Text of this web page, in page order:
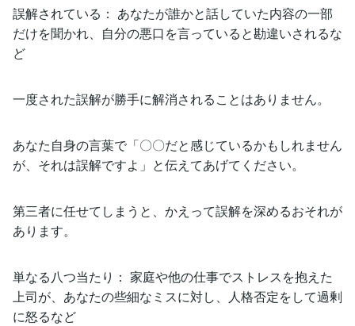
誤解されている： あなたが誰かと話していた内容の一部
だけを聞かれ、自分の悪口を言っていると勘違いされるな
ど
一度された誤解が勝手に解消されることはありません。
あなた自身の言葉で「〇〇だと感じているかもしれません
が、それは誤解ですよ」と伝えてあげてください。
第三者に任せてしまうと、かえって誤解を深めるおそれが
あります。
単なる八つ当たり： 家庭や他の仕事でストレスを抱えた
上司が、あなたの些細なミスに対し、人格否定をして過剰
に怒るなど